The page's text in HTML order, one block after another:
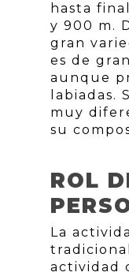
hasta
y 900 m.
gran
es de
aunque
labiadas.
muy
su
ROL
La
actividad